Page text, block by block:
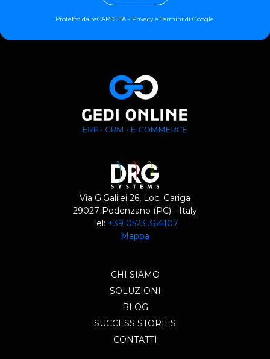
Protetto da reCAPTCHA - PrivacyeTermini di Google.
Via G.Galilei 26, Loc. Gariga
29027 Podenzano (PC) - Italy
Tel: +39 0523 364107
Mappa
CHI SIAMO
SOLUZIONI
BLOG
SUCCESS STORIES
CONTATTI